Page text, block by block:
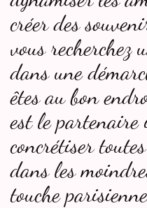
créer des
vous recherchez
dans une
êtes au bon
est le partenaire
concrétiser
dans les
touche